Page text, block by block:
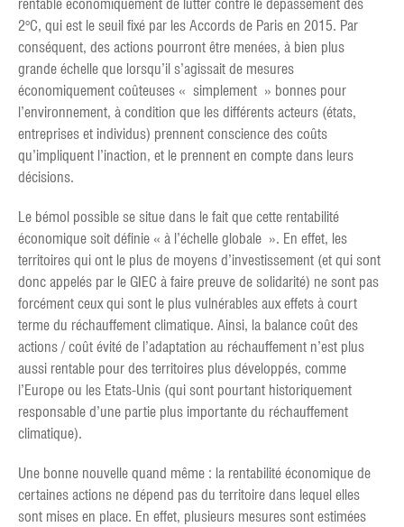
rentable économiquement de lutter contre le dépassement des
2°C, qui est le seuil fixé par les Accords de Paris en 2015. Par
conséquent, des actions pourront être menées, à bien plus
grande échelle que lorsqu’il s’agissait de mesures
économiquement coûteuses « simplement » bonnes pour
l’environnement, à condition que les différents acteurs (états,
entreprises et individus) prennent conscience des coûts
qu’impliquent l’inaction, et le prennent en compte dans leurs
décisions.
Le bémol possible se situe dans le fait que cette rentabilité
économique soit définie « à l’échelle globale ». En effet, les
territoires qui ont le plus de moyens d’investissement (et qui sont
donc appelés par le GIEC à faire preuve de solidarité) ne sont pas
forcément ceux qui sont le plus vulnérables aux effets à court
terme du réchauffement climatique. Ainsi, la balance coût des
actions / coût évité de l’adaptation au réchauffement n’est plus
aussi rentable pour des territoires plus développés, comme
l’Europe ou les Etats-Unis (qui sont pourtant historiquement
responsable d’une partie plus importante du réchauffement
climatique).
Une bonne nouvelle quand même : la rentabilité économique de
certaines actions ne dépend pas du territoire dans lequel elles
sont mises en place. En effet, plusieurs mesures sont estimées